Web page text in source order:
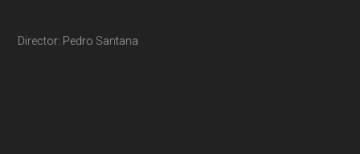
Director: Pedro Santana